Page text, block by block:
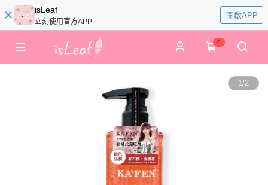
isLeaf
立刻使用官方APP
開啟APP
0
1/2